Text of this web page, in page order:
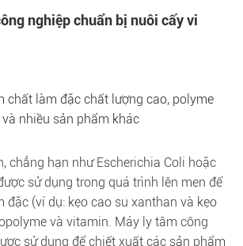
nghiệp chuẩn bị nuôi cấy vi
chất làm đặc chất lượng cao, polyme
nhiều sản phẩm khác
chẳng hạn như Escherichia Coli hoặc
sử dụng trong quá trình lên men để
đặc (ví dụ: kẹo cao su xanthan và kẹo
và vitamin. Máy ly tâm công
sử dụng để chiết xuất các sản phẩm